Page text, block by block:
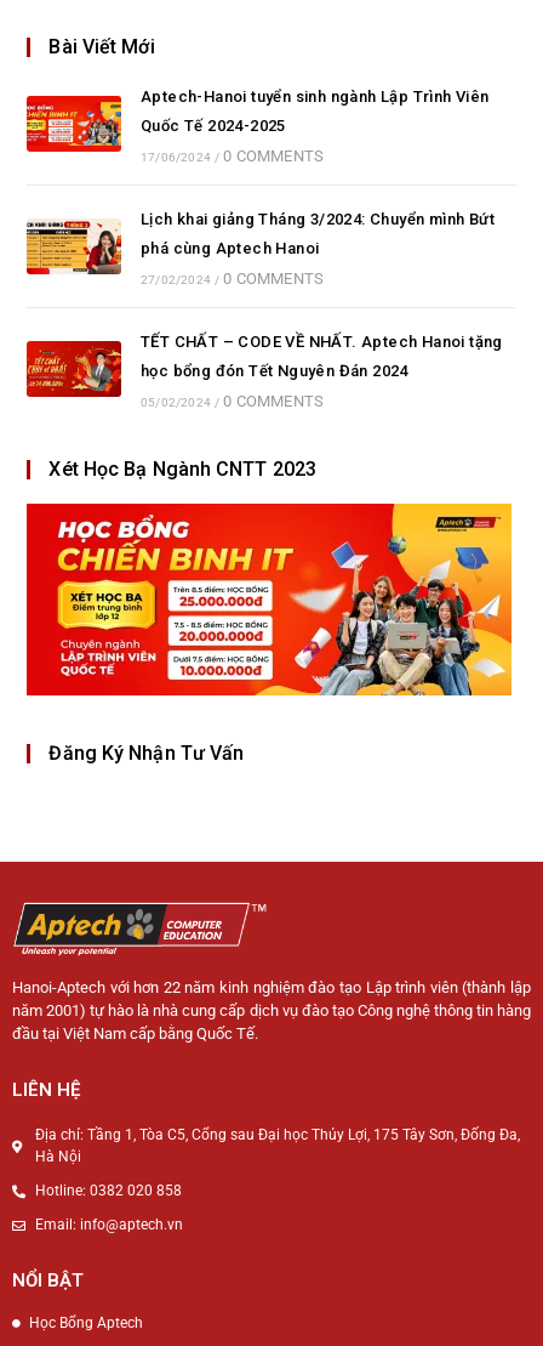
Bài Viết Mới
Aptech-Hanoi tuyển sinh ngành Lập Trình Viên
Quốc Tế 2024-2025
17/06/2024 / 0 COMMENTS
Lịch khai giảng Tháng 3/2024: Chuyển mình Bứt
phá cùng Aptech Hanoi
27/02/2024 / 0 COMMENTS
TẾT CHẤT – CODE VỀ NHẤT. Aptech Hanoi tặng
học bổng đón Tết Nguyên Đán 2024
05/02/2024 / 0 COMMENTS
Xét Học Bạ Ngành CNTT 2023
Đăng Ký Nhận Tư Vấn
Hanoi-Aptech với hơn 22 năm kinh nghiệm đào tạo Lập trình viên (thành lập
năm 2001) tự hào là nhà cung cấp dịch vụ đào tạo Công nghệ thông tin hàng
đầu tại Việt Nam cấp bằng Quốc Tế.
LIÊN HỆ
Địa chỉ: Tầng 1, Tòa C5, Cổng sau Đại học Thủy Lợi, 175 Tây Sơn, Đống Đa,
Hà Nội
Hotline: 0382 020 858
Email: info@aptech.vn
NỔI BẬT
Học Bổng Aptech